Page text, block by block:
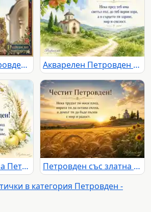
Картичка за Петровден с пожелание за имен ден на Петя Акварелен Петровден с параклис, ябълково клонче и светъл път
Лятна картичка за Петровден с житен венец, ябълки-петровки и златен кръст
Петровден със златна жътва, църква и благословия за мир и радост
в категория Петровден -